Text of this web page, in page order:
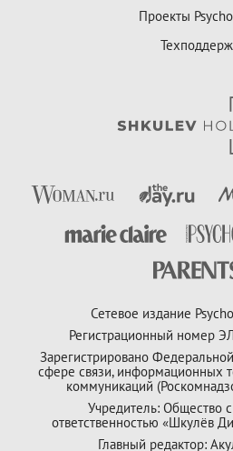
Проекты
Сетевое издание
Регистрационный номер
Зарегистрировано
сфере связи, информационных
коммуникаций
Учредитель: Общество
ответственностью «Шкулёв
Главный редактор: